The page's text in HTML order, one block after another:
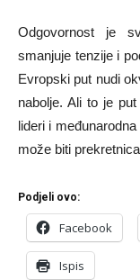
Odgovornost je
smanjuje tenzije i
Evropski put nudi
nabolje. Ali to je
lideri i
može biti
Podjeli ovo:
Facebook
Ispis